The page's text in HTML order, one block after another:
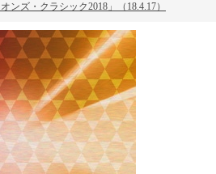
ンズ・クラシック2018」（18.4.17）